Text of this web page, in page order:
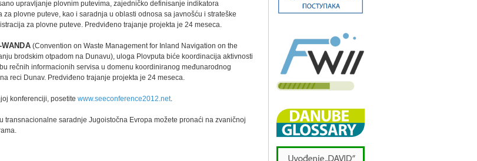
upravljanje plovnim putevima, zajedničko definisanje indikatora
plovne puteve, kao i saradnja u oblasti odnosa sa javnošću i strateške
za plovne puteve. Predviđeno trajanje projekta je 24 meseca.
WANDA (Convention on Waste Management for Inland Navigation on the
brodskim otpadom na Dunavu), uloga Plovputa biće koordinacija aktivnosti
rečnih informacionih servisa u domenu koordiniranog međunarodnog
reci Dunav. Predviđeno trajanje projekta je 24 meseca.
konferenciji, posetitewww.seeconference2012.net.
transnacionalne saradnje Jugoistočna Evropa možete pronaći na zvaničnoj